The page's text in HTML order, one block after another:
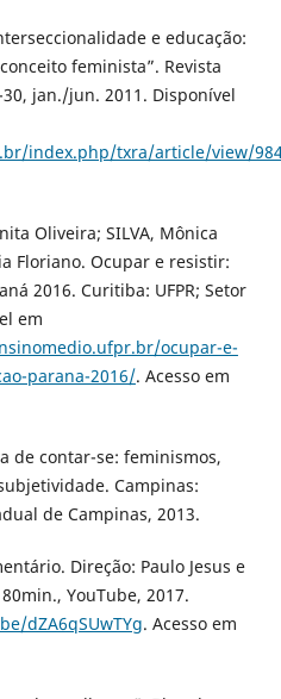
e educação:
feminista”. Revista
jan./jun. 2011. Disponível
index.php/txra/article/view/
Oliveira; SILVA, Mônica
Floriano. Ocupar e resistir:
2016. Curitiba: UFPR; Setor
em
ocupar-e-
parana-2016/. Acesso em
de contar-se: feminismos,
Campinas:
de Campinas, 2013.
Direção: Paulo Jesus e
YouTube, 2017.
dZA6qSUwTYg. Acesso em